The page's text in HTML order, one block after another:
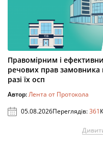
Правомірним і
речових прав замовника
разі їх осп
Автор:Лента от Протокола
05.08.2026Переглядів:361